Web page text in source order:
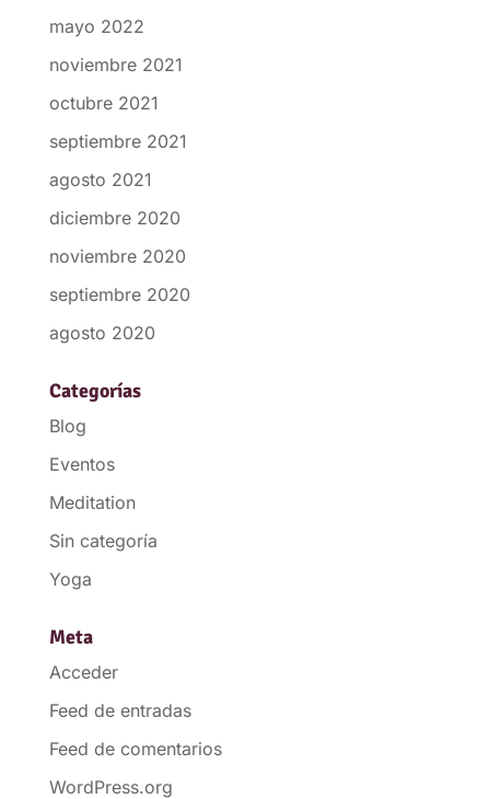
mayo 2022
noviembre 2021
octubre 2021
septiembre 2021
agosto 2021
diciembre 2020
noviembre 2020
septiembre 2020
agosto 2020
Categorías
Blog
Eventos
Meditation
Sin categoría
Yoga
Meta
Acceder
Feed de entradas
Feed de comentarios
WordPress.org